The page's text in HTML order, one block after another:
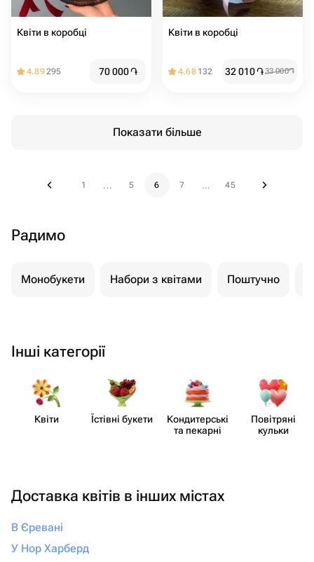
Квіти в коробці
4.89295 70 000֏
Квіти в коробці
4.68 132 32 010֏33 000֏
Показати більше
1 ... 5 6 7 ... 45
Радимо
Монобукети Набори з квітами Поштучно
Інші категорії
Квіти Їстівні букети
Кондит​ерські
та пекарні
Повітряні
кульки
Доставка квітів в інших містах
В Єревані
У Нор Харберд